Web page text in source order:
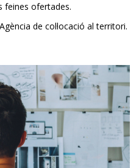
feines ofertades.
de col·locació al territori.